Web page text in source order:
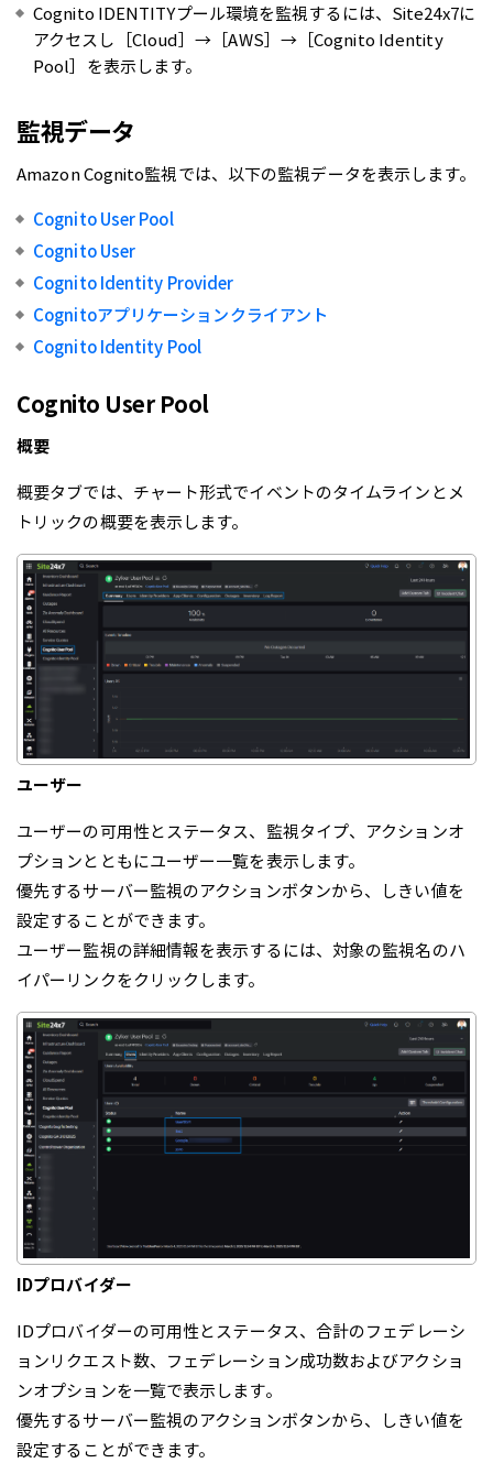
Cognito IDENTITYプール環境を監視するには、Site24x7に
アクセスし［Cloud］→［AWS］→［Cognito Identity
Pool］を表示します。
監視データ
Amazon Cognito監視では、以下の監視データを表示します。
Cognito User Pool
Cognito User
Cognito Identity Provider
Cognitoアプリケーションクライアント
Cognito Identity Pool
Cognito User Pool
概要
概要タブでは、チャート形式でイベントのタイムラインとメ
トリックの概要を表示します。
ユーザー
ユーザーの可用性とステータス、監視タイプ、アクションオ
プションとともにユーザー一覧を表示します。
優先するサーバー監視のアクションボタンから、しきい値を
設定することができます。
ユーザー監視の詳細情報を表示するには、対象の監視名のハ
イパーリンクをクリックします。
IDプロバイダー
IDプロバイダーの可用性とステータス、合計のフェデレーシ
ョンリクエスト数、フェデレーション成功数およびアクショ
ンオプションを一覧で表示します。
優先するサーバー監視のアクションボタンから、しきい値を
設定することができます。